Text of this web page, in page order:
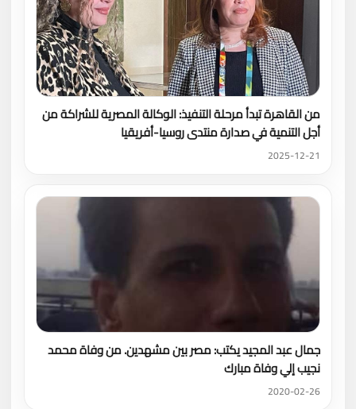
من القاهرة تبدأ مرحلة التنفيذ: الوكالة المصرية للشراكة من
أجل التنمية في صدارة منتدى روسيا-أفريقيا
2025-12-21
جمال عبد المجيد يكتب: مصر بين مشهدين. من وفاة محمد
نجيب إلي وفاة مبارك
2020-02-26